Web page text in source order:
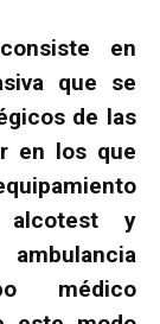
en
que se
de las
en los que
alcotest y
médico